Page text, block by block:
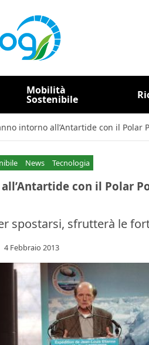
Mobilità
Sostenibile
intorno all’Antartide con il Polar
News Tecnologia
con il Polar
spostarsi, sfrutterà le
4 Febbraio 2013